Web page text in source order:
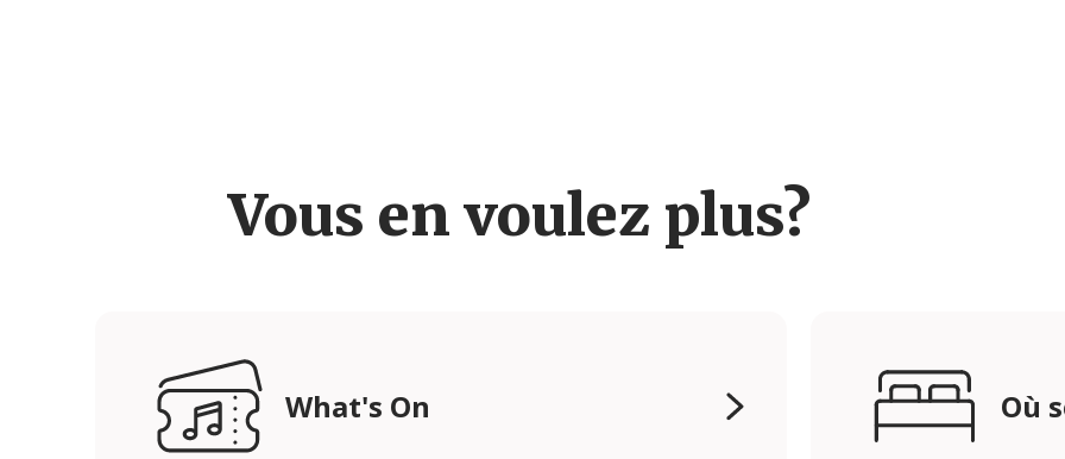
Vous en voulez plus?
What's On Où